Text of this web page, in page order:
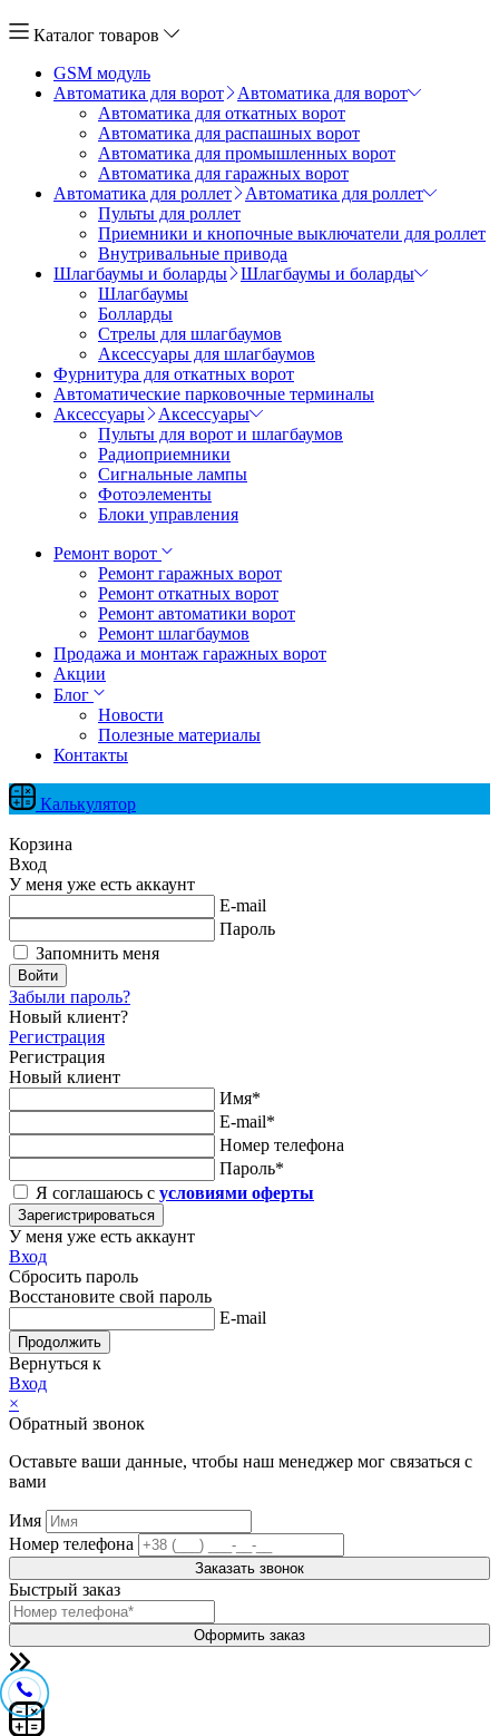
Каталог товаров
GSM модуль
Автоматика для ворот
Автоматика для ворот
Автоматика для откатных ворот
Автоматика для распашных ворот
Автоматика для промышленных ворот
Автоматика для гаражных ворот
Автоматика для роллет
Автоматика для роллет
Пульты для роллет
Приемники и кнопочные выключатели для роллет
Внутривальные привода
Шлагбаумы и боларды
Шлагбаумы и боларды
Шлагбаумы
Болларды
Стрелы для шлагбаумов
Аксессуары для шлагбаумов
Фурнитура для откатных ворот
Автоматические парковочные терминалы
Аксессуары
Аксессуары
Пульты для ворот и шлагбаумов
Радиоприемники
Сигнальные лампы
Фотоэлементы
Блоки управления
Ремонт ворот
Ремонт гаражных ворот
Ремонт откатных ворот
Ремонт автоматики ворот
Ремонт шлагбаумов
Продажа и монтаж гаражных ворот
Акции
Блог
Новости
Полезные материалы
Контакты
Калькулятор
Корзина
Вход
У меня уже есть аккаунт
E-mail
Пароль
Запомнить меня
Войти
Забыли пароль?
Новый клиент?
Регистрация
Регистрация
Новый клиент
Имя*
E-mail*
Номер телефона
Пароль*
Я соглашаюсь с условиями оферты
Зарегистрироваться
У меня уже есть аккаунт
Вход
Сбросить пароль
Восстановите свой пароль
E-mail
Продолжить
Вернуться к
Вход
×
Обратный звонок
Оставьте ваши данные, чтобы наш менеджер мог связаться с
вами
Имя
Номер телефона
Заказать звонок
Быстрый заказ
Оформить заказ